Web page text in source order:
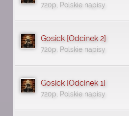
720p, Polskie napisy
Gosick [Odcinek 2]
720p, Polskie napisy
Gosick [Odcinek 1]
720p, Polskie napisy